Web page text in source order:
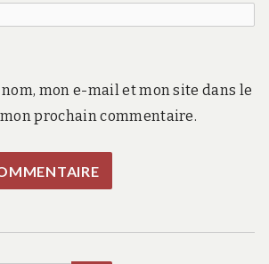
mon e-mail et mon site dans le
prochain commentaire.